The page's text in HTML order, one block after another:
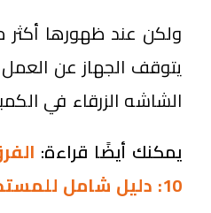
ولكن عند ظهورها أكثر
يتوقف الجهاز عن
الشاشه الزرقاء في
يمكنك أيضًا قراءة:
10: دليل شامل للمستخدمين